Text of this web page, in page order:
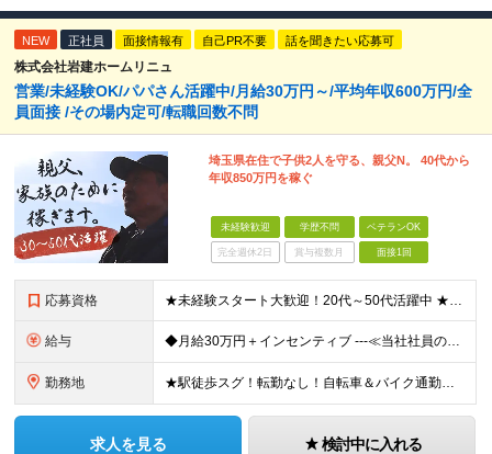
NEW 正社員 面接情報有 自己PR不要 話を聞きたい応募可
株式会社岩建ホームリニュ
営業/未経験OK/パパさん活躍中/月給30万円～/平均年収600万円/全
員面接 /その場内定可/転職回数不問
埼玉県在住で子供2人を守る、親父N。 40代から
年収850万円を稼ぐ
未経験歓迎 学歴不問 ベテランOK
完全週休2日 賞与複数月 面接1回
応募資格 ★未経験スタート大歓迎！20代～50代活躍中 ★学歴・転職回数・ブランク不問 ★人柄重視の採用です！ ◆60歳未満の方【定年年齢を上限として募集するため】
給与 ◆月給30万円＋インセンティブ ---≪当社社員の実際の給与例≫--- ★元解体作業員・S（29歳） ・最高月収：67万8836円（総支給） ★元電気工事士・N（47歳） ・最高月収：96万508
勤務地 ★駅徒歩スグ！転勤なし！自転車＆バイク通勤相談OK 【本社】東京都足立区綾瀬2-27-12 (変更の範囲)上記を除く当社関連勤務地
求人を見る 検討中に入れる